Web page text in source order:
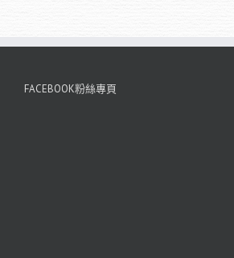
FACEBOOK粉絲專頁